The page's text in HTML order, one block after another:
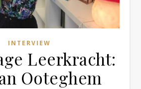
INTERVIEW
Leerkracht:
Ooteghem